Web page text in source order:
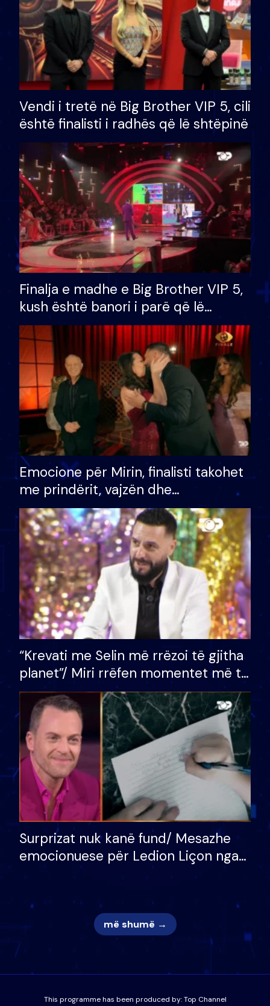
Vendi i tretë në Big Brother VIP 5, cili
është finalisti i radhës që lë shtëpinë
Finalja e madhe e Big Brother VIP 5,
kush është banori i parë që lë
shtëpinë dhe humb mundësinë për
të fituar çmimin e madh
Emocione për Mirin, finalisti takohet
me prindërit, vajzën dhe
bashkëshorten: S’kemi ndonjë letër
divorci apo jo?
“Krevati me Selin më rrëzoi të gjitha
planet”/ Miri rrëfen momentet më të
bukura në shtëpinë e BB VIP: Do më
mungojë zilja e mëngjesit kur…
Surprizat nuk kanë fund/ Mesazhe
emocionuese për Ledion Liçon nga
nëna dhe fëmijët e tij, moderatori
më shumë →
This programme has been produced by:Top Channel